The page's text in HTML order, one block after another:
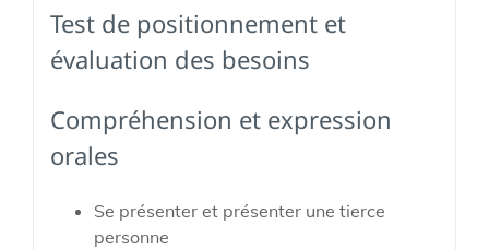
Test de positionnement et
évaluation des besoins
Compréhension et expression
orales
Se présenter et présenter une tierce
personne